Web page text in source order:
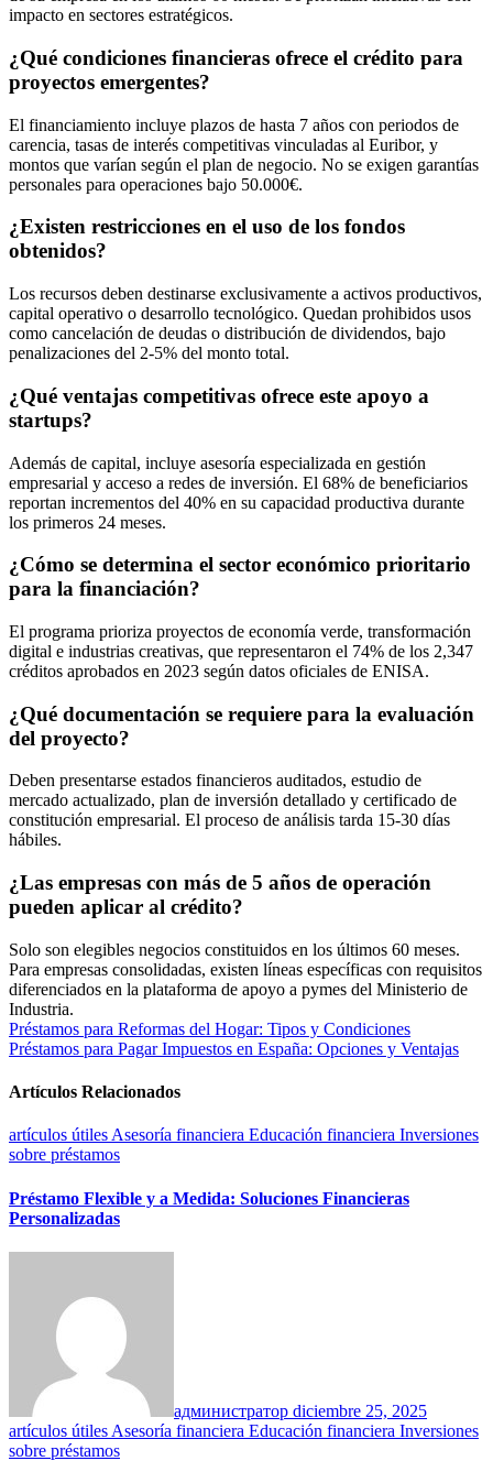
impacto en sectores estratégicos.
¿Qué condiciones financieras ofrece el crédito para
proyectos emergentes?
El financiamiento incluye plazos de hasta 7 años con periodos de
carencia, tasas de interés competitivas vinculadas al Euribor, y
montos que varían según el plan de negocio. No se exigen garantías
personales para operaciones bajo 50.000€.
¿Existen restricciones en el uso de los fondos
obtenidos?
Los recursos deben destinarse exclusivamente a activos productivos,
capital operativo o desarrollo tecnológico. Quedan prohibidos usos
como cancelación de deudas o distribución de dividendos, bajo
penalizaciones del 2-5% del monto total.
¿Qué ventajas competitivas ofrece este apoyo a
startups?
Además de capital, incluye asesoría especializada en gestión
empresarial y acceso a redes de inversión. El 68% de beneficiarios
reportan incrementos del 40% en su capacidad productiva durante
los primeros 24 meses.
¿Cómo se determina el sector económico prioritario
para la financiación?
El programa prioriza proyectos de economía verde, transformación
digital e industrias creativas, que representaron el 74% de los 2,347
créditos aprobados en 2023 según datos oficiales de ENISA.
¿Qué documentación se requiere para la evaluación
del proyecto?
Deben presentarse estados financieros auditados, estudio de
mercado actualizado, plan de inversión detallado y certificado de
constitución empresarial. El proceso de análisis tarda 15-30 días
hábiles.
¿Las empresas con más de 5 años de operación
pueden aplicar al crédito?
Solo son elegibles negocios constituidos en los últimos 60 meses.
Para empresas consolidadas, existen líneas específicas con requisitos
diferenciados en la plataforma de apoyo a pymes del Ministerio de
Industria.
Navegación
de
entradas
Préstamos para Reformas del Hogar: Tipos y Condiciones
Préstamos para Pagar Impuestos en España: Opciones y Ventajas
Artículos Relacionados
artículos útilesAsesoría financiera Educación financiera Inversiones
sobre préstamos
Préstamo Flexible y a Medida: Soluciones Financieras
Personalizadas
администратор diciembre 25, 2025
artículos útiles Asesoría financiera Educación financiera Inversiones
sobre préstamos